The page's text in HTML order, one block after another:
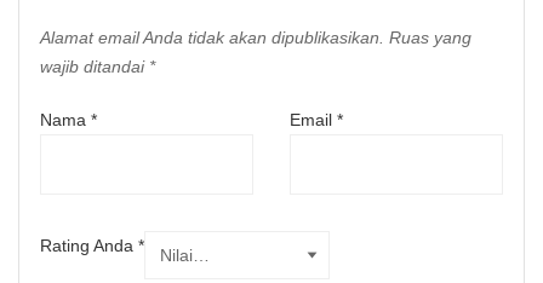
Alamat email Anda tidak akan dipublikasikan. Ruas yang
wajib ditandai *
Nama * Email *
Rating Anda *